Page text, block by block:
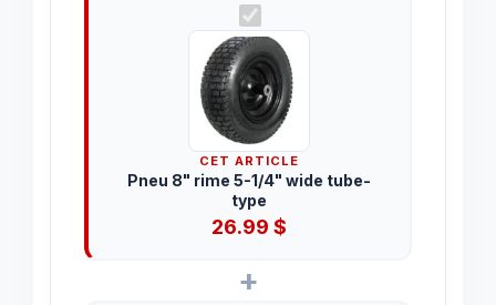
CET ARTICLE
Pneu 8" rime 5-1/4" wide tube-
type
26.99$
+